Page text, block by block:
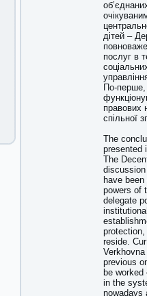
дітей –
послуг в
По-перше,
правових
спільної
The
presented
The
have
powers of
delegate
reside.
previous
be
in the
nowadays